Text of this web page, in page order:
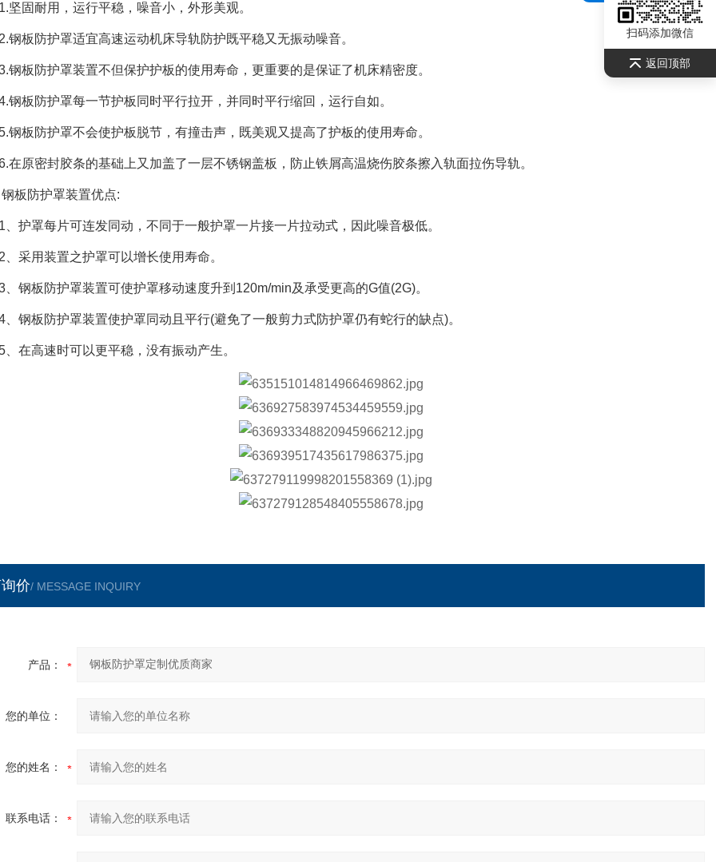
坚固耐用，运行平稳，噪音小，外形美观。
钢板防护罩适宜高速运动机床导轨防护既平稳又无振动噪音。
钢板防护罩装置不但保护护板的使用寿命，更重要的是保证了机床精密度。
钢板防护罩每一节护板同时平行拉开，并同时平行缩回，运行自如。
钢板防护罩不会使护板脱节，有撞击声，既美观又提高了护板的使用寿命。
在原密封胶条的基础上又加盖了一层不锈钢盖板，防止铁屑高温烧伤胶条擦入轨面拉伤导轨。
板防护罩装置优点:
、护罩每片可连发同动，不同于一般护罩一片接一片拉动式，因此噪音极低。
、采用装置之护罩可以增长使用寿命。
、钢板防护罩装置可使护罩移动速度升到120m/min及承受更高的G值(2G)。
、钢板防护罩装置使护罩同动且平行(避免了一般剪力式防护罩仍有蛇行的缺点)。
、在高速时可以更平稳，没有振动产生。
价/ MESSAGE INQUIRY
产品：
您的单位：
您的姓名：
联系电话：
扫码添加微信
返回顶部